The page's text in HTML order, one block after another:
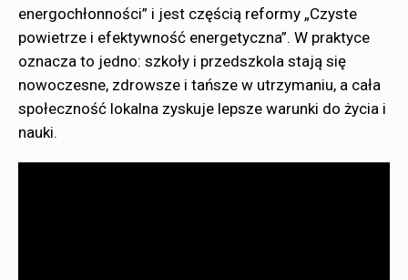
energochłonności” i jest częścią reformy „Czyste
powietrze i efektywność energetyczna”. W praktyce
oznacza to jedno: szkoły i przedszkola stają się
nowoczesne, zdrowsze i tańsze w utrzymaniu, a cała
społeczność lokalna zyskuje lepsze warunki do życia i
nauki.